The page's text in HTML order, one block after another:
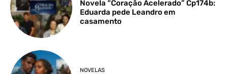
Novela “Coração Acelerado” Cp174b:
Eduarda pede Leandro em
casamento
NOVELAS